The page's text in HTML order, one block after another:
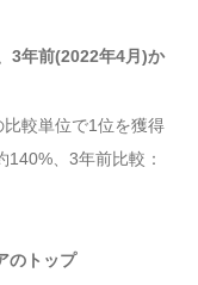
3年前(2022年4月)か
比較単位で1位を獲得
、3年前比較：
のトップ